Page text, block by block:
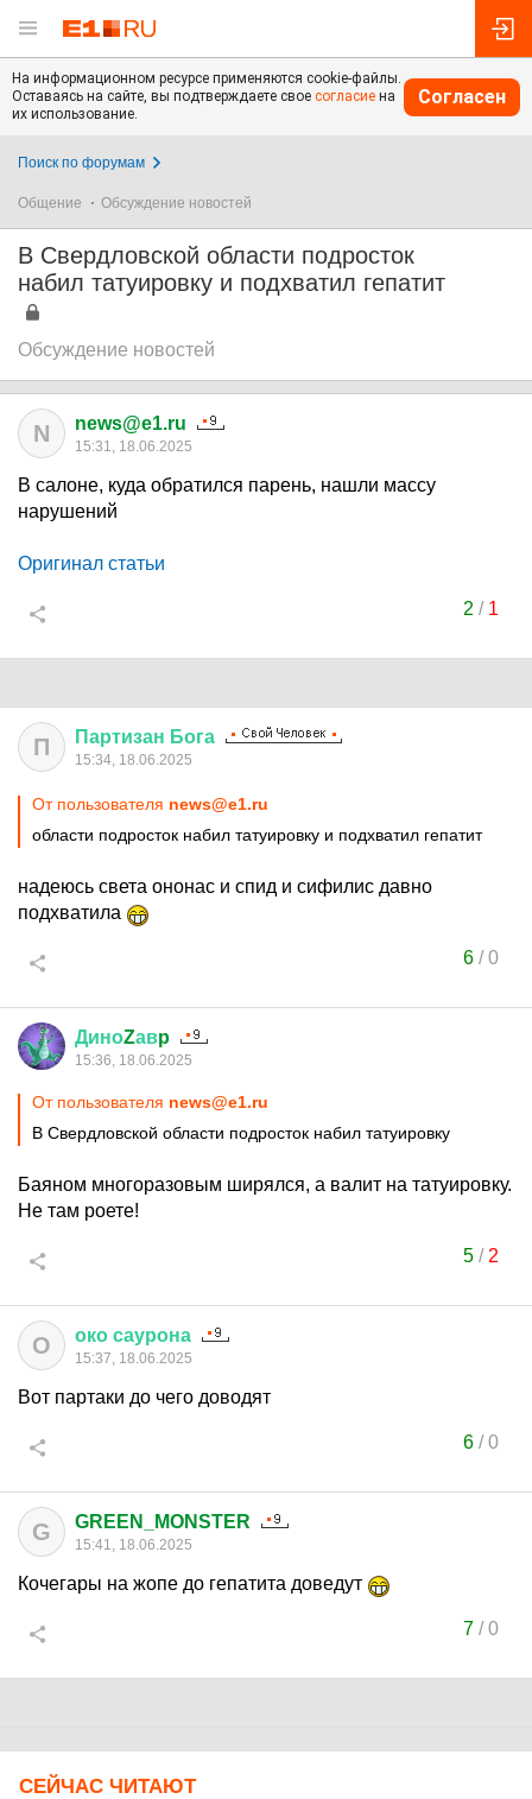
На информационном ресурсе применяются cookie-файлы.
Оставаясь на сайте, вы подтверждаете свое согласие на
их использование.
Согласен
Поиск по форумам
Общение Обсуждение новостей
В Свердловской области подросток
набил татуировку и подхватил гепатит
Обсуждение новостей
N news@e1.ru
15:31, 18.06.2025
В салоне, куда обратился парень, нашли массу
нарушений
Оригинал статьи
2 / 1
П Партизан Бога
15:34, 18.06.2025
От пользователя news@e1.ru
области подросток набил татуировку и подхватил гепатит
надеюсь света ононас и спид и сифилис давно
подхватила
6/0
ДиноZавp
15:36, 18.06.2025
От пользователя news@e1.ru
В Свердловской области подросток набил татуировку
Баяном многоразовым ширялся, а валит на татуировку.
Не там роете!
5/ 2
О око саурона
15:37, 18.06.2025
Вот партаки до чего доводят
6/0
G GREEN_MONSTER
15:41, 18.06.2025
Кочегары на жопе до гепатита доведут
7/0
СЕЙЧАС ЧИТАЮТ